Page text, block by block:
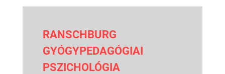
RANSCHBURG
GYÓGYPEDAGÓGIAI
PSZICHOLÓGIA